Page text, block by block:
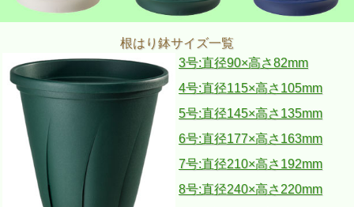
根はり鉢サイズ一覧
3号:直径90×高さ82mm
4号:直径115×高さ105mm
5号:直径145×高さ135mm
6号:直径177×高さ163mm
7号:直径210×高さ192mm
8号:直径240×高さ220mm